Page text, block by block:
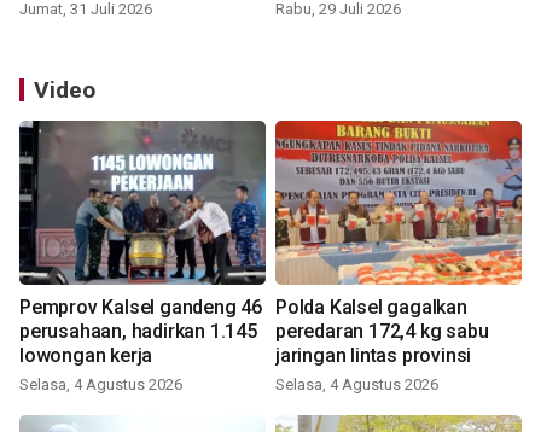
Jumat, 31 Juli 2026 Rabu, 29 Juli 2026
Video
Pemprov Kalsel gandeng 46
perusahaan, hadirkan 1.145
lowongan kerja
Selasa, 4 Agustus 2026
Polda Kalsel gagalkan
peredaran 172,4 kg sabu
jaringan lintas provinsi
Selasa, 4 Agustus 2026